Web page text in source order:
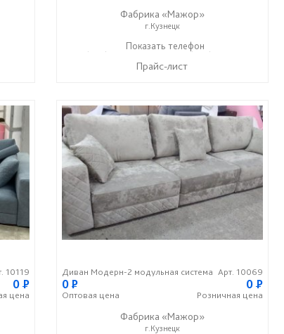
95
Фабрика «Мажор»
г.Кузнецк
+7 (999) 611-98-99 ☎+7 (999) 610-99-95
Показать телефон
Прайс-лист
10119
0 P
цена
Диван Модерн-2 модульная система Арт. 10069
0P
Оптовая цена
0 P
Розничная цена
Фабрика «Мажор»
г.Кузнецк